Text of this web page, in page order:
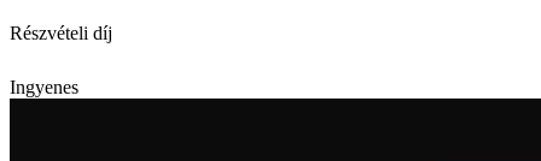
Részvételi díj
Ingyenes